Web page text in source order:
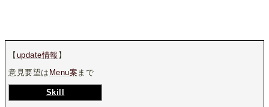
【 update情報 】
意見要望は Menu案 まで
Skill